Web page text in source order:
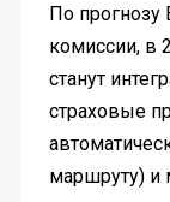
По прогнозу
комиссии, в
станут
страховые
маршруту) и